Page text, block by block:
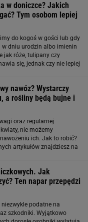
w doniczce? Jakich
Tym osobom lepiej
do kogoś w gości lub gdy
dniu urodzin albo imienin
jak róże, tulipany czy
się, jednak czy nie lepiej
nawóz? Wystarczy
a rośliny będą bujne i
oraz regularnej
nie możemy
ich. Jak to robić?
artykułów znajdziesz na
Jak
Ten napar przepędzi
podatne na
szkodniki. Wyjątkowo